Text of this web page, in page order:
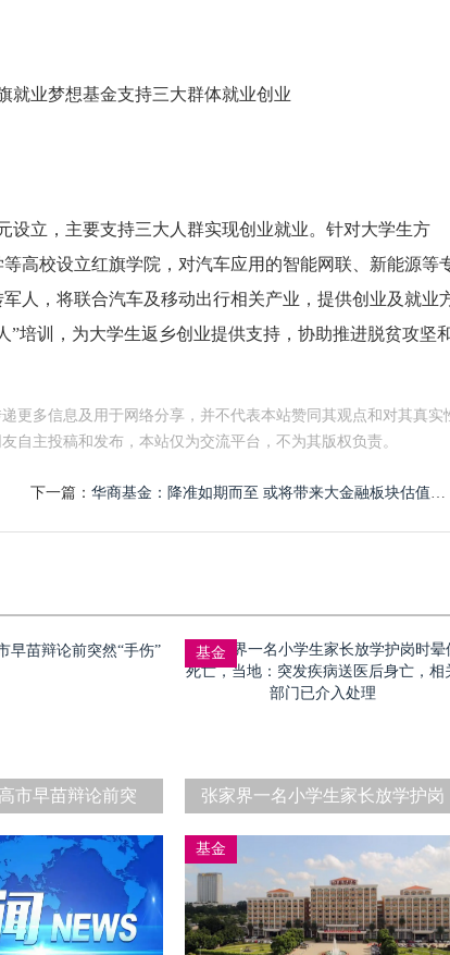
立，主要支持三大人群实现创业就业。针对大学生方
高校设立红旗学院，对汽车应用的智能网联、新能源等
人，将联合汽车及移动出行相关产业，提供创业及就业
培训，为大学生返乡创业提供支持，协助推进脱贫攻坚
更多信息及用于网络分享，并不代表本站赞同其观点和对其真实
自主投稿和发布，本站仅为交流平台，不为其版权负责。
下一篇： 华商基金：降准如期而至 或将带来大金融板块估值修复
市早苗辩论前突
基金
张家界一名小学生家长放学护岗
医后身亡，相关部门已介入处理
基金